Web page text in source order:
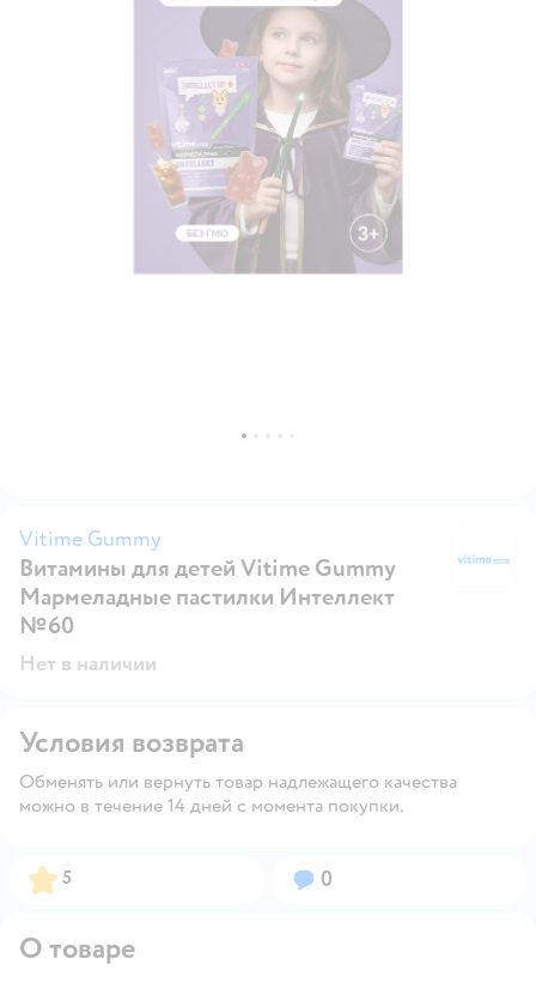
Vitime Gummy
Витамины для детей Vitime Gummy
Мармеладные пастилки Интеллект
№60
Нет в наличии
Условия возврата
Обменять или вернуть товар надлежащего качества
можно в течение 14 дней с момента покупки.
Рейтинг:
5 Вопросов:
0
О товаре